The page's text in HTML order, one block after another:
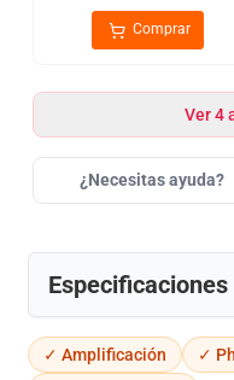
Comprar
Ver 4
¿Necesitas ayuda?
Especificaciones
✓ Amplificación ✓